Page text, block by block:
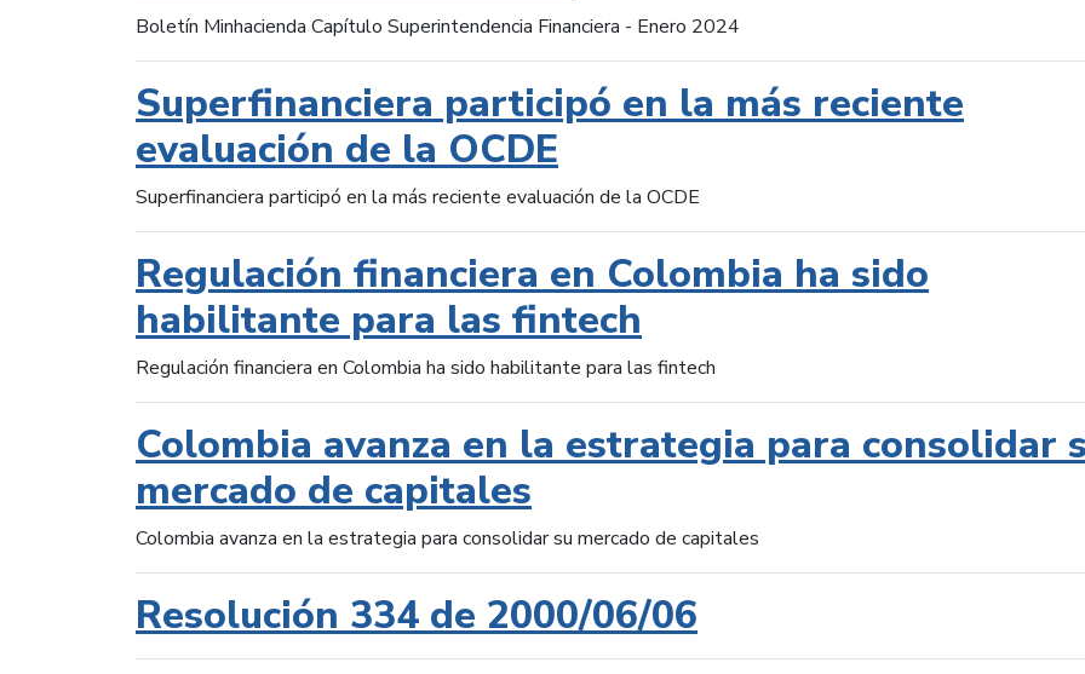
Boletín Minhacienda Capítulo Superintendencia Financiera - Enero 2024
Superfinanciera participó en la más reciente
evaluación de la OCDE
Superfinanciera participó en la más reciente evaluación de la OCDE
Regulación financiera en Colombia ha sido
habilitante para las fintech
Regulación financiera en Colombia ha sido habilitante para las fintech
Colombia avanza en la estrategia para consolidar
mercado de capitales
Colombia avanza en la estrategia para consolidar su mercado de capitales
Resolución 334 de 2000/06/06